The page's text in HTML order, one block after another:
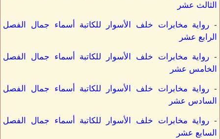
الثالث عشر
- رواية مخابرات خلف الأسوار للكاتبة أسماء جمال الفصل
الرابع عشر
- رواية مخابرات خلف الأسوار للكاتبة أسماء جمال الفصل
الخامس عشر
- رواية مخابرات خلف الأسوار للكاتبة أسماء جمال الفصل
السادس عشر
- رواية مخابرات خلف الأسوار للكاتبة أسماء جمال الفصل
السابع عشر